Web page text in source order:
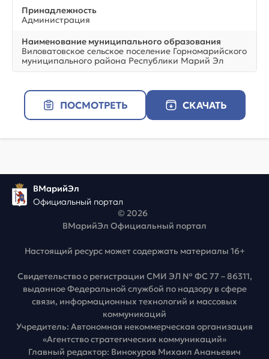
Принадлежность
Администрация
Наименование муниципального образования
Виловатовское сельское поселение Горномарийского
муниципального района Республики Марий Эл
ПОСМОТРЕТЬ СКАЧАТЬ
ВМарийЭл
Официальный портал
© 2026
ВМарийЭл Официальный портал
Настоящий ресурс может содержать материалы 16+
Свидетельство о регистрации СМИ ЭЛ № ФС 77 – 86311,
выданное Федеральной службой по надзору в сфере
связи, информационных технологий и массовых
коммуникаций
Учредитель: Автономная некоммерческая организация
«Агентство стратегических коммуникаций»
Главный редактор: Винокуров Михаил Ананьевич